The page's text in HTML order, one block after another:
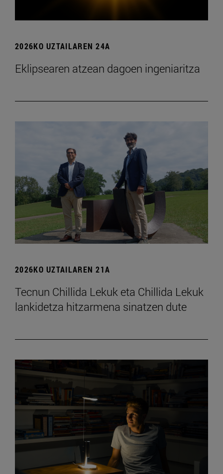
2026KO UZTAILAREN 24A
Eklipsearen atzean dagoen ingeniaritza
2026KO UZTAILAREN 21A
Tecnun Chillida Lekuk eta Chillida Lekuk
lankidetza hitzarmena sinatzen dute